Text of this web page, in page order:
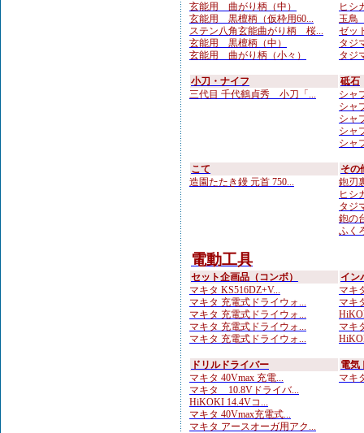
玄能用 曲がり柄（中）
玄能用 黒檀柄（仮枠用60...
ステン八角玄能曲がり柄 桜...
玄能用 黒檀柄（中）
玄能用 曲がり柄（小々）
ヒシ
玉鳥
ゼッ
タジ
タジ
小刀・ナイフ
三代目 千代鶴貞秀 小刀「...
砥石
シャ
シャ
シャ
シャ
シャ
こて
造園たたき鏝 元首 750...
その
鉋刃
ヒシ
タジ
鉋の
ふく
電動工具
セット企画品（コンボ）
マキタ KS516DZ+V...
マキタ 充電式ドライウォ...
マキタ 充電式ドライウォ...
マキタ 充電式ドライウォ...
マキタ 充電式ドライウォ...
イン
マキ
マキ
マキ
ドリルドライバー
マキタ 40Vmax 充電...
マキタ 10.8Vドライバ...
HiKOKI 14.4Vコ...
マキタ 40Vmax充電式...
マキタ アースオーガ用アク...
電気
マキ